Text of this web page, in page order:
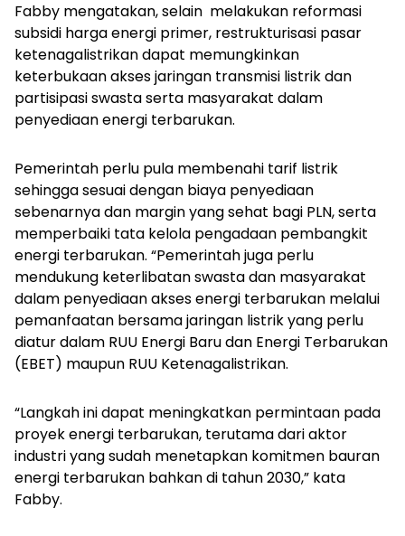
Fabby mengatakan, selain melakukan reformasi
subsidi harga energi primer, restrukturisasi pasar
ketenagalistrikan dapat memungkinkan
keterbukaan akses jaringan transmisi listrik dan
partisipasi swasta serta masyarakat dalam
penyediaan energi terbarukan.
Pemerintah perlu pula membenahi tarif listrik
sehingga sesuai dengan biaya penyediaan
sebenarnya dan margin yang sehat bagi PLN, serta
memperbaiki tata kelola pengadaan pembangkit
energi terbarukan. “Pemerintah juga perlu
mendukung keterlibatan swasta dan masyarakat
dalam penyediaan akses energi terbarukan melalui
pemanfaatan bersama jaringan listrik yang perlu
diatur dalam RUU Energi Baru dan Energi Terbarukan
(EBET) maupun RUU Ketenagalistrikan.
“Langkah ini dapat meningkatkan permintaan pada
proyek energi terbarukan, terutama dari aktor
industri yang sudah menetapkan komitmen bauran
energi terbarukan bahkan di tahun 2030,” kata
Fabby.